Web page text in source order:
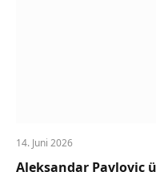
14. Juni 2026
Aleksandar Pavlovic